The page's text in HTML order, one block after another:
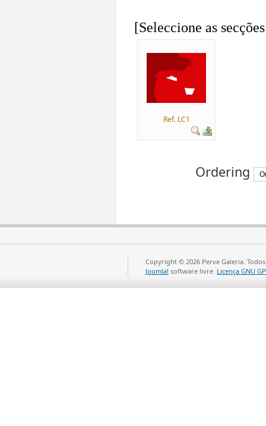
[Seleccione as
Ref. LC1
Ordering
Copyright © 2026 Perve Galeria.
Joomla! software livre. Licença GNU